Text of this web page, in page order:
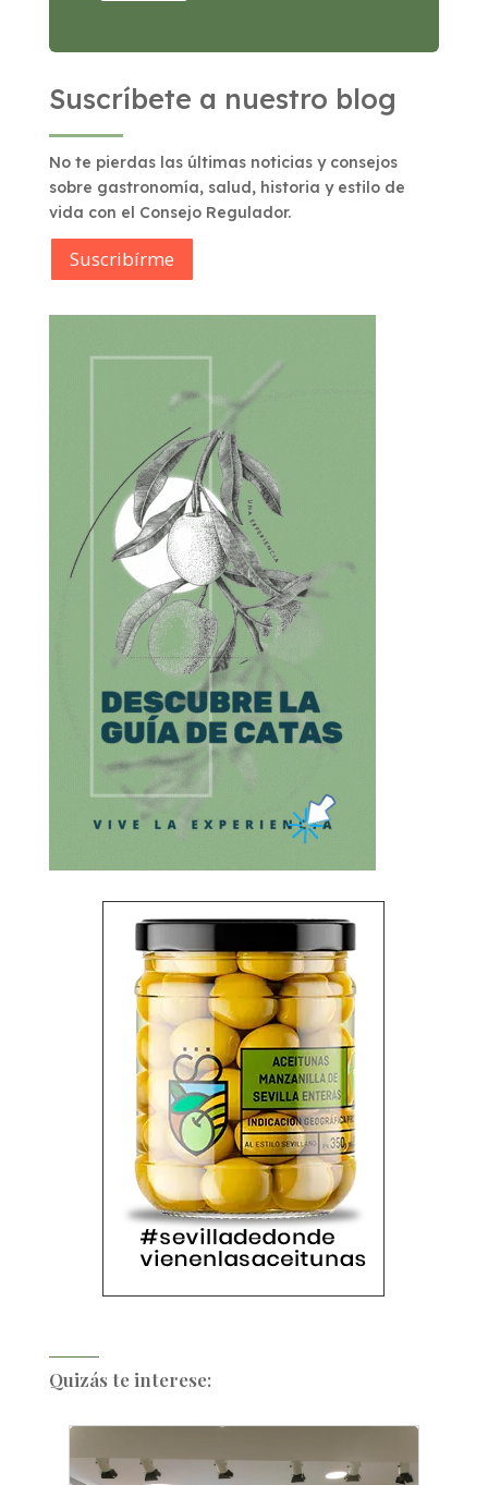
Suscríbete a nuestro blog
No te pierdas las últimas noticias y consejos
sobre gastronomía, salud, historia y estilo de
vida con el Consejo Regulador.
Suscribírme
Quizás te interese: